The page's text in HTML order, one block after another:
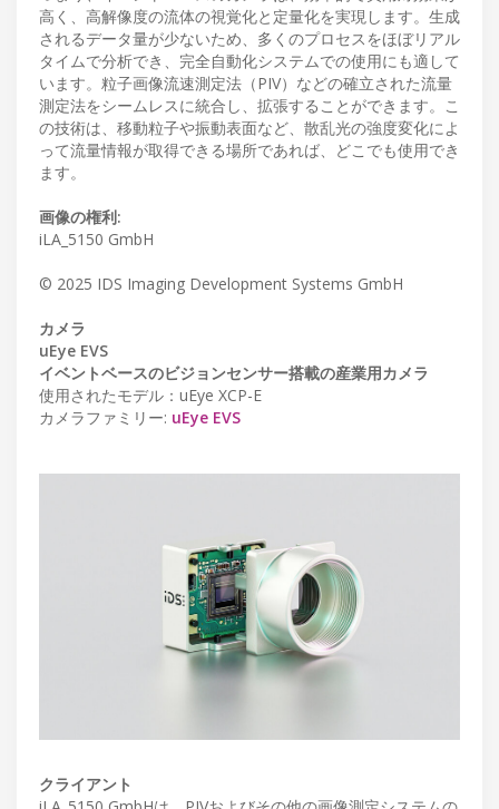
高く、高解像度の流体の視覚化と定量化を実現します。生成
されるデータ量が少ないため、多くのプロセスをほぼリアル
タイムで分析でき、完全自動化システムでの使用にも適して
います。粒子画像流速測定法（PIV）などの確立された流量
測定法をシームレスに統合し、拡張することができます。こ
の技術は、移動粒子や振動表面など、散乱光の強度変化によ
って流量情報が取得できる場所であれば、どこでも使用でき
ます。
画像の権利:
iLA_5150 GmbH
© 2025 IDS Imaging Development Systems GmbH
カメラ
uEye EVS
イベントベースのビジョンセンサー搭載の産業用カメラ
使用されたモデル：uEye XCP-E
カメラファミリー: uEye EVS
クライアント